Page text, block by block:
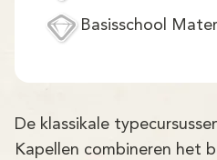
Basisschool
De klassikale
Kapellen combineren het